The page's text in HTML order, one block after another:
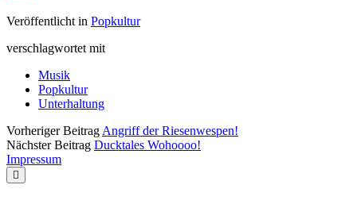
Veröffentlicht in Popkultur
verschlagwortet mit
Musik
Popkultur
Unterhaltung
Vorheriger Beitrag Angriff der Riesenwespen!
Nächster Beitrag Ducktales Wohoooo!
Impressum
Nach
oben